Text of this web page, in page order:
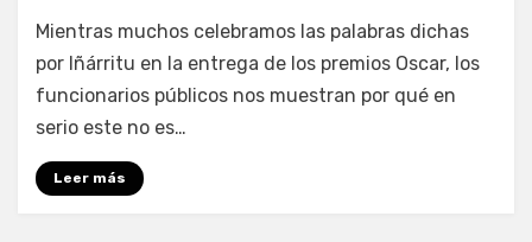
por
Mientras muchos celebramos las palabras dichas
por Iñárritu en la entrega de los premios Oscar, los
funcionarios públicos nos muestran por qué en
serio este no es…
Leer más